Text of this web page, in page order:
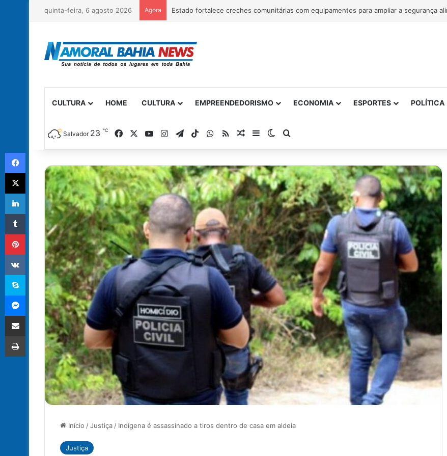
quinta-feira, 6 agosto 2026 Agora
CULTURA HOME CULTURA EMPREENDEDORISMO ECONOMIA ESPORTES POLÍTICA
Salvador 23 ℃ FacebookYouTubeInstagram
TelegramTikTokWhatsApp
RSSArtigo Aleatório
Barra Lateral
Switch skin
Procurar por
Início /Justiça / Indígena é assassinado a tiros dentro de casa em aldeia
Justiça
Facebook
X
Linkedin
Tumblr
Pinterest
VK
Skype
Messenger
Compartilhar via e-mail
Imprimir